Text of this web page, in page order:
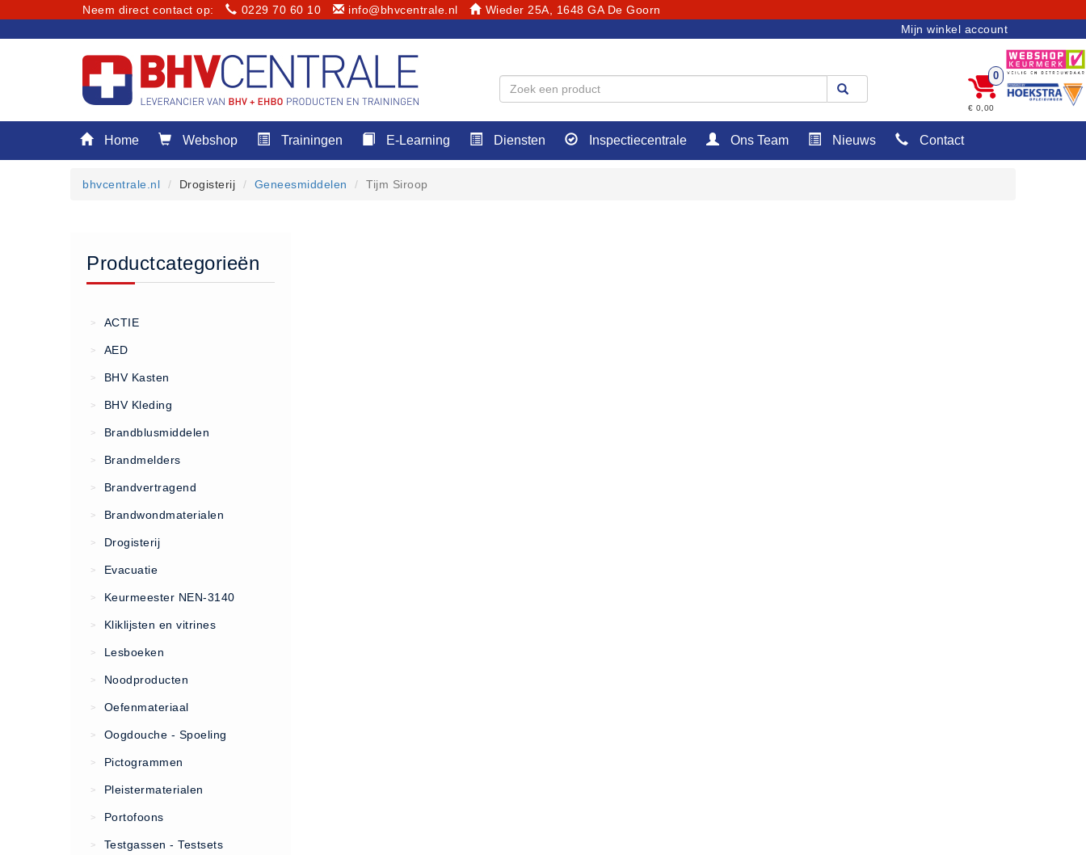
Neem direct contact op: 0229 70 60 10 info@bhvcentrale.nl Wieder 25A, 1648 GA De Goorn
Home
Keuringen
Bedrijfsnoodplannen
Inspectiecentrale
Ons Team
Nieuws
Contact
Algemene Voorwaarden
Vacatures
AED apparaten (11)
Mijn winkel account
0
€ 0,00
Home Webshop Trainingen E-Learning Diensten Inspectiecentrale Ons Team Nieuws Contact
bhvcentrale.nl Drogisterij Geneesmiddelen Tijm Siroop
Productcategorieën
> ACTIE
> AED
> BHV Kasten
> BHV Kleding
> Brandblusmiddelen
> Brandmelders
> Brandvertragend
> Brandwondmaterialen
> Drogisterij
> Evacuatie
> Keurmeester NEN-3140
> Kliklijsten en vitrines
> Lesboeken
> Noodproducten
> Oefenmateriaal
> Oogdouche - Spoeling
> Pictogrammen
> Pleistermaterialen
> Portofoons
> Testgassen - Testsets